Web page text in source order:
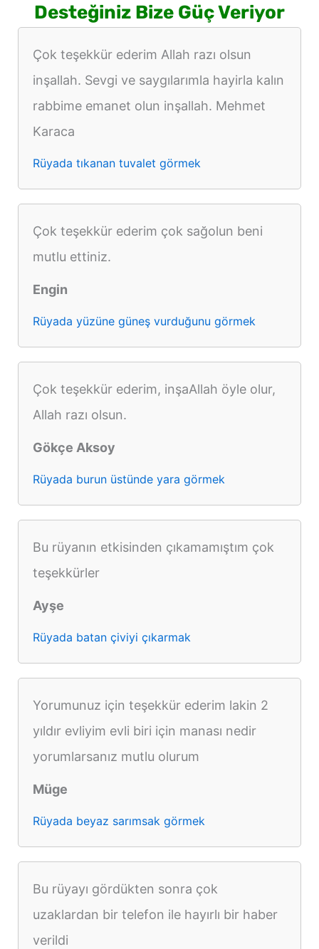
Desteğiniz Bize Güç Veriyor
Çok teşekkür ederim Allah razı olsun
inşallah. Sevgi ve saygılarımla hayirla kalın
rabbime emanet olun inşallah. Mehmet
Karaca
Rüyada tıkanan tuvalet görmek
Çok teşekkür ederim çok sağolun beni
mutlu ettiniz.
Engin
Rüyada yüzüne güneş vurduğunu görmek
Çok teşekkür ederim, inşaAllah öyle olur,
Allah razı olsun.
Gökçe Aksoy
Rüyada burun üstünde yara görmek
Bu rüyanın etkisinden çıkamamıştım çok
teşekkürler
Ayşe
Rüyada batan çiviyi çıkarmak
Yorumunuz için teşekkür ederim lakin 2
yıldır evliyim evli biri için manası nedir
yorumlarsanız mutlu olurum
Müge
Rüyada beyaz sarımsak görmek
Bu rüyayı gördükten sonra çok
uzaklardan bir telefon ile hayırlı bir haber
verildi